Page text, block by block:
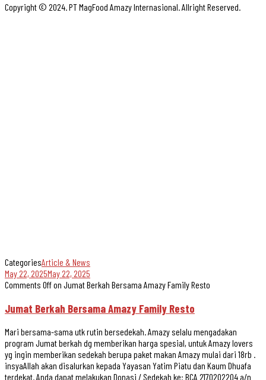
Copyright © 2024. PT MagFood Amazy Internasional. Allright Reserved.
CategoriesArticle & News
May 22, 2025May 22, 2025
Comments Offon Jumat Berkah Bersama Amazy Family Resto
Jumat Berkah Bersama Amazy Family Resto
Mari bersama-sama utk rutin bersedekah. Amazy selalu mengadakan
program Jumat berkah dg memberikan harga spesial, untuk Amazy lovers
yg ingin memberikan sedekah berupa paket makan Amazy mulai dari 18rb .
insyaAllah akan disalurkan kepada Yayasan Yatim Piatu dan Kaum Dhuafa
terdekat. Anda dapat melakukan Donasi / Sedekah ke: BCA 2170202204 a/n